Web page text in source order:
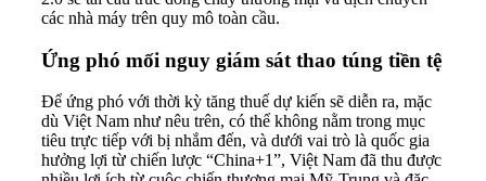
các nhà máy trên quy mô toàn cầu.
Ứng phó mối nguy giám sát thao túng tiền tệ
Để ứng phó với thời kỳ tăng thuế dự kiến sẽ diễn ra, mặc
dù Việt Nam như nêu trên, có thể không nằm trong mục
tiêu trực tiếp với bị nhắm đến, và dưới vai trò là quốc gia
hưởng lợi từ chiến lược “China+1”, Việt Nam đã thu được